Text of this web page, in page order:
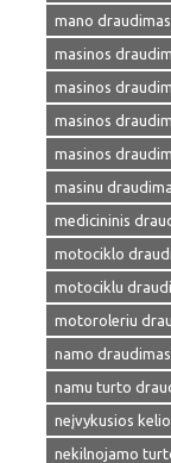
mano
masinos
masinos
masinos
masinos
masinu
medicininis
motociklo
motociklu
motoroleriu
namo
namu turto
neįvykusios
nekilnojamo